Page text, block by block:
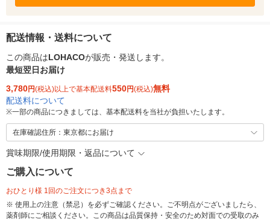
配送情報・送料について
この商品はLOHACOが販売・発送します。
最短翌日お届け
3,780円(税込)以上で基本配送料550円(税込)無料
配送料について
※一部の商品につきましては、基本配送料を当社が負担いたします。
在庫確認住所：東京都にお届け
賞味期限/使用期限・返品について
ご購入について
おひとり様 1回のご注文につき3点まで
※ 使用上の注意（禁忌）を必ずご確認ください。ご不明点がございましたら、
薬剤師にご相談ください。この商品は品質保持・安全のため対面での受取のみ